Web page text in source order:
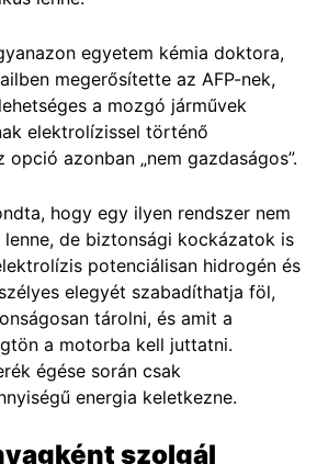
egyetem kémia doktora,
megerősítette az AFP-nek,
a mozgó járművek
elektrolízissel történő
opció azonban „nem gazdaságos”.
hogy egy ilyen rendszer nem
de biztonsági kockázatok is
potenciálisan hidrogén és
elegyét szabadíthatja föl,
tárolni, és amit a
a motorba kell juttatni.
égése során csak
energia keletkezne.
szolgál